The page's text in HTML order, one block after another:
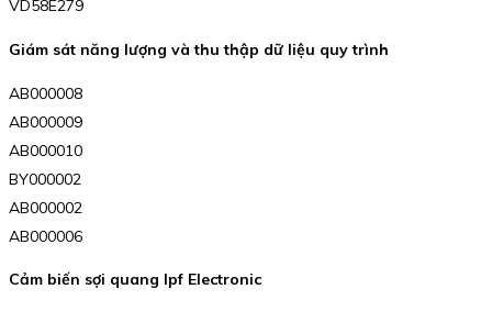
VD58E279
Giám sát năng lượng và thu thập dữ liệu quy trình
AB000008
AB000009
AB000010
BY000002
AB000002
AB000006
Cảm biến sợi quang Ipf Electronic